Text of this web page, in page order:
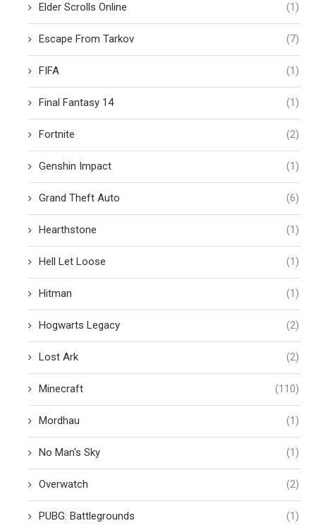
Elder Scrolls Online (1)
Escape From Tarkov (7)
FIFA (1)
Final Fantasy 14 (1)
Fortnite (2)
Genshin Impact (1)
Grand Theft Auto (6)
Hearthstone (1)
Hell Let Loose (1)
Hitman (1)
Hogwarts Legacy (2)
Lost Ark (2)
Minecraft (110)
Mordhau (1)
No Man's Sky (1)
Overwatch (2)
PUBG: Battlegrounds (1)